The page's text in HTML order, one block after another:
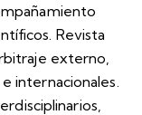
Revista
externo,
internacionales.